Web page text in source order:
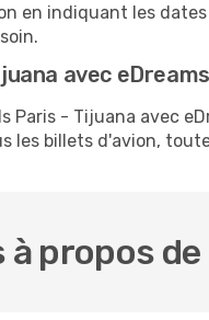
en indiquant les
avec
Paris - Tijuana avec
les billets d'avion,
propos